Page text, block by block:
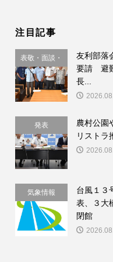
注目記事
表敬・面談・
要請
友利部落
要請 避
長...
発表
農村公園
リスト
気象情報
台風１３
表、３大
閉館